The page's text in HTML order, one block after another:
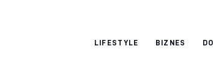
LIFESTYLE BIZNES
Vacation Dreams